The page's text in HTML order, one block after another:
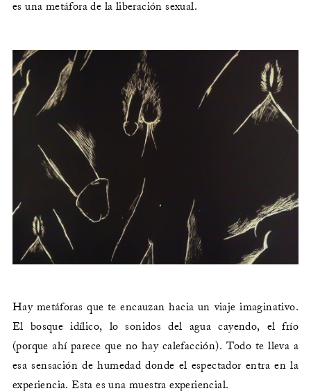
es una metáfora de la liberación sexual.
Hay metáforas que te encauzan hacia un viaje imaginativo.
El bosque idílico, lo sonidos del agua cayendo, el frío
(porque ahí parece que no hay calefacción). Todo te lleva a
esa sensación de humedad donde el espectador entra en la
experiencia. Esta es una muestra experiencial.